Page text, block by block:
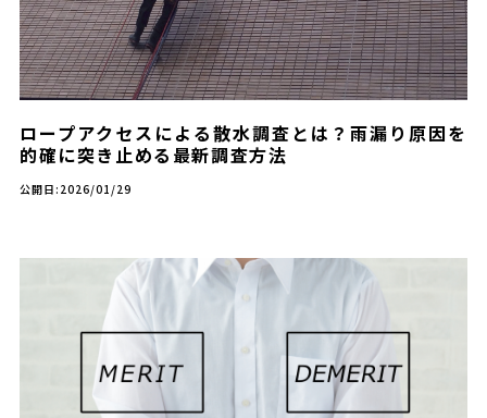
ロープアクセスによる散水調査とは？雨漏り原因を
的確に突き止める最新調査方法
公開日:2026/01/29